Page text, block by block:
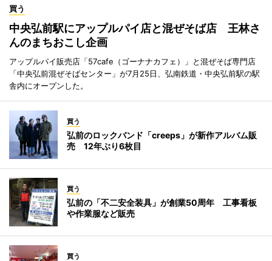
買う
中央弘前駅にアップルパイ店と混ぜそば店 王林さ
んのまちおこし企画
アップルパイ販売店「57cafe（ゴーナナカフェ）」と混ぜそば専門店
「中央弘前混ぜそばセンター」が7月25日、弘南鉄道・中央弘前駅の駅
舎内にオープンした。
買う
弘前のロックバンド「creeps」が新作アルバム販
売 12年ぶり6枚目
買う
弘前の「不二安全装具」が創業50周年 工事看板
や作業服など販売
買う